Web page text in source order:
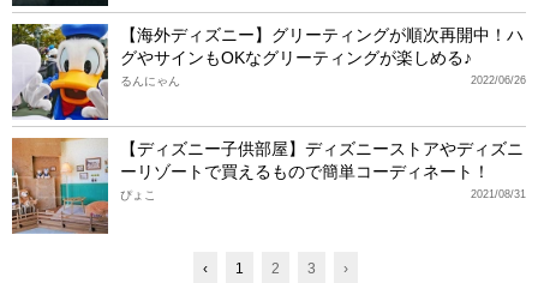
【海外ディズニー】グリーティングが順次再開中！ハ
グやサインもOKなグリーティングが楽しめる♪
2022/06/26
るんにゃん
【ディズニー子供部屋】ディズニーストアやディズニ
ーリゾートで買えるもので簡単コーディネート！
2021/08/31
ぴょこ
‹ 1 2 3 ›